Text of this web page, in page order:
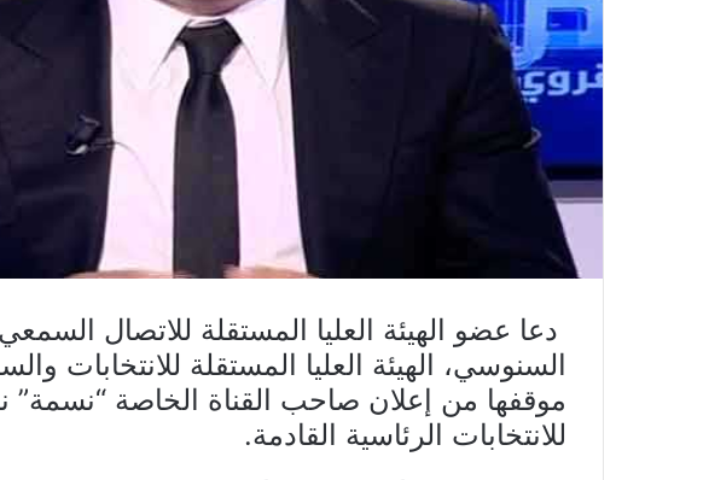
دعا عضو الهيئة العليا المستقلة للاتصال
السنوسي، الهيئة العليا المستقلة للانتخابات
موقفها من إعلان صاحب القناة الخاصة “نسمة”
للانتخابات الرئاسية القادمة.